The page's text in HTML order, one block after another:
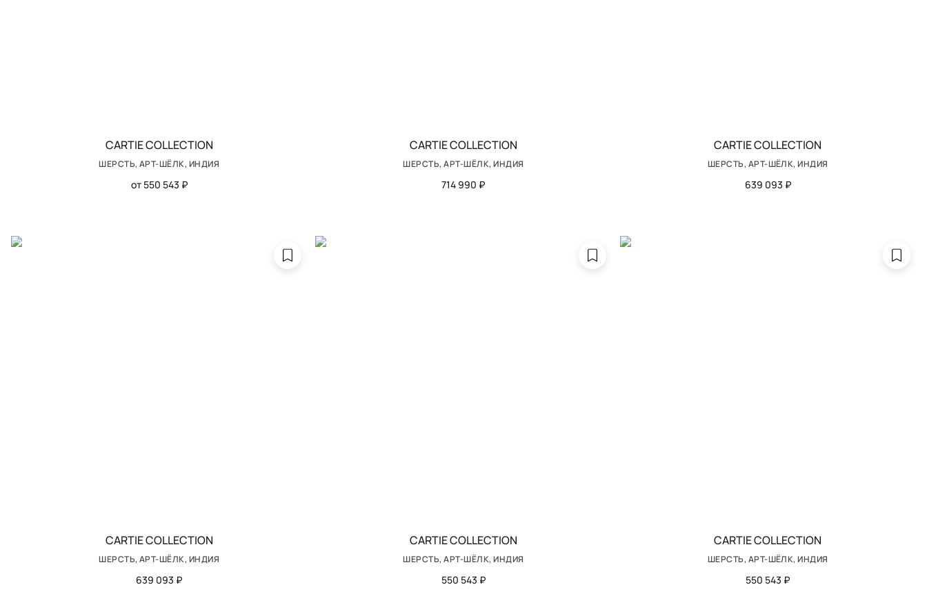
CARTIE COLLECTION
ШЕРСТЬ, АРТ-ШЁЛК, ИНДИЯ
от 550 543 ₽
CARTIE COLLECTION
ШЕРСТЬ, АРТ-ШЁЛК, ИНДИЯ
714 990 ₽
CARTIE COLLECTION
ШЕРСТЬ, АРТ-ШЁЛК, ИНДИЯ
639 093 ₽
CARTIE COLLECTION
ШЕРСТЬ, АРТ-ШЁЛК, ИНДИЯ
639 093 ₽
CARTIE COLLECTION
ШЕРСТЬ, АРТ-ШЁЛК, ИНДИЯ
550 543 ₽
CARTIE COLLECTION
ШЕРСТЬ, АРТ-ШЁЛК, ИНДИЯ
550 543 ₽